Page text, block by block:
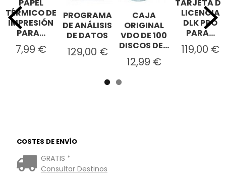
COSTES DE ENVÍO
GRATIS *
Consultar Destinos
PAPEL
TÉRMICO DE
IMPRESIÓN
PARA...
7,99 €
PROGRAMA
DE ANÁLISIS
DE DATOS
129,00 €
CAJA
ORIGINAL
VDO DE 100
DISCOS DE...
12,99 €
TARJETA DE
LICENCIA
DLK PRO
PARA...
119,00 €